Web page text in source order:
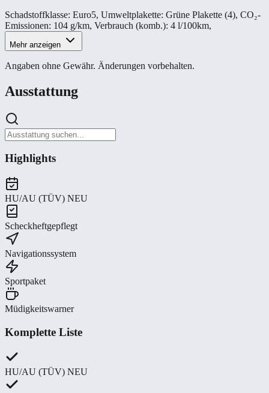
Schadstoffklasse: Euro5, Umweltplakette: Grüne Plakette (4), CO₂-
Emissionen: 104 g/km, Verbrauch (komb.): 4 l/100km,
Mehr anzeigen
Angaben ohne Gewähr. Änderungen vorbehalten.
Ausstattung
Highlights
HU/AU (TÜV) NEU
Scheckheftgepflegt
Navigationssystem
Sportpaket
Müdigkeitswarner
Komplette Liste
HU/AU (TÜV) NEU